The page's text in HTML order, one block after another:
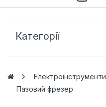
Категорії
Електроінструменти
Пазовий фрезер